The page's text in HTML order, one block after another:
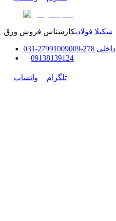
شکیلا فولادیکارشناس فروش ورق
داخلی 278-279
91009009
-
031
09138139124
تلگرام واتساپ